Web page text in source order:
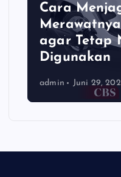
Cara
agar Tetap
Digunakan
admin Juni 29,